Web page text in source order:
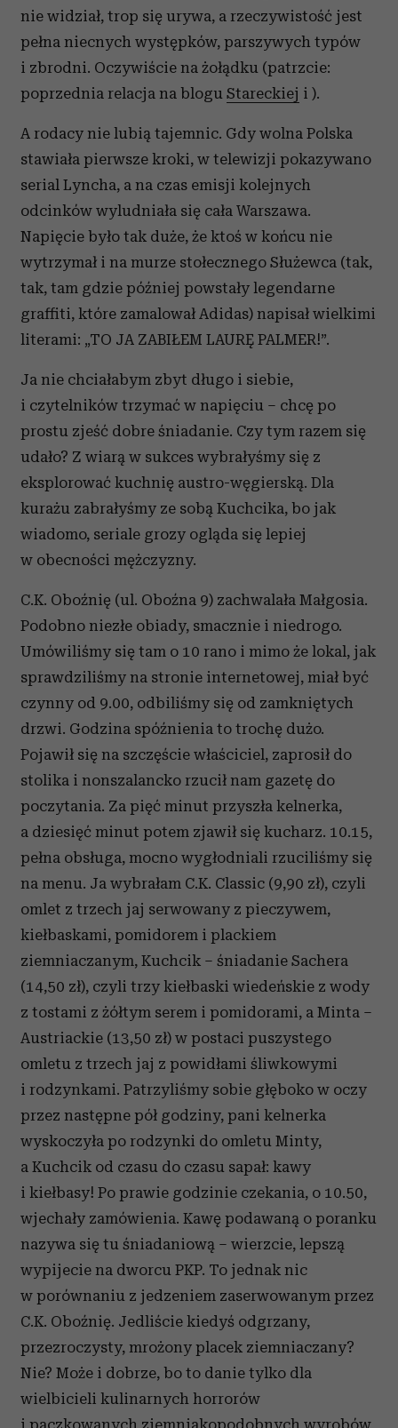
nie widział, trop się urywa, a rzeczywistość jest
pełna niecnych występków, parszywych typów
i zbrodni. Oczywiście na żołądku (patrzcie:
poprzednia relacja na blogu Stareckiej i ).
A rodacy nie lubią tajemnic. Gdy wolna Polska
stawiała pierwsze kroki, w telewizji pokazywano
serial Lyncha, a na czas emisji kolejnych
odcinków wyludniała się cała Warszawa.
Napięcie było tak duże, że ktoś w końcu nie
wytrzymał i na murze stołecznego Służewca (tak,
tak, tam gdzie później powstały legendarne
graffiti, które zamalował Adidas) napisał wielkimi
literami: „TO JA ZABIŁEM LAURĘ PALMER!”.
Ja nie chciałabym zbyt długo i siebie,
i czytelników trzymać w napięciu – chcę po
prostu zjeść dobre śniadanie. Czy tym razem się
udało? Z wiarą w sukces wybrałyśmy się z
eksplorować kuchnię austro-węgierską. Dla
kurażu zabrałyśmy ze sobą Kuchcika, bo jak
wiadomo, seriale grozy ogląda się lepiej
w obecności mężczyzny.
C.K. Oboźnię (ul. Oboźna 9) zachwalała Małgosia.
Podobno niezłe obiady, smacznie i niedrogo.
Umówiliśmy się tam o 10 rano i mimo że lokal, jak
sprawdziliśmy na stronie internetowej, miał być
czynny od 9.00, odbiliśmy się od zamkniętych
drzwi. Godzina spóźnienia to trochę dużo.
Pojawił się na szczęście właściciel, zaprosił do
stolika i nonszalancko rzucił nam gazetę do
poczytania. Za pięć minut przyszła kelnerka,
a dziesięć minut potem zjawił się kucharz. 10.15,
pełna obsługa, mocno wygłodniali rzuciliśmy się
na menu. Ja wybrałam C.K. Classic (9,90 zł), czyli
omlet z trzech jaj serwowany z pieczywem,
kiełbaskami, pomidorem i plackiem
ziemniaczanym, Kuchcik – śniadanie Sachera
(14,50 zł), czyli trzy kiełbaski wiedeńskie z wody
z tostami z żółtym serem i pomidorami, a Minta –
Austriackie (13,50 zł) w postaci puszystego
omletu z trzech jaj z powidłami śliwkowymi
i rodzynkami. Patrzyliśmy sobie głęboko w oczy
przez następne pół godziny, pani kelnerka
wyskoczyła po rodzynki do omletu Minty,
a Kuchcik od czasu do czasu sapał: kawy
i kiełbasy! Po prawie godzinie czekania, o 10.50,
wjechały zamówienia. Kawę podawaną o poranku
nazywa się tu śniadaniową – wierzcie, lepszą
wypijecie na dworcu PKP. To jednak nic
w porównaniu z jedzeniem zaserwowanym przez
C.K. Oboźnię. Jedliście kiedyś odgrzany,
przezroczysty, mrożony placek ziemniaczany?
Nie? Może i dobrze, bo to danie tylko dla
wielbicieli kulinarnych horrorów
i paczkowanych ziemniakopodobnych wyrobów